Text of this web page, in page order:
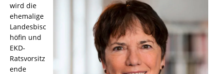
wird die
ehemalige
Landesbisc
höfin und
EKD-
Ratsvorsitz
ende